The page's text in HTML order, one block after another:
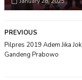
PREVIOUS
Pilpres 2019 Adem Jika
Gandeng Prabowo